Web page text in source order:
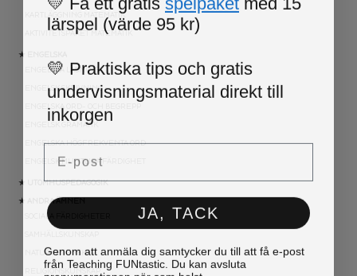
KARTLÄGGNING MATEMATIK
AKTIVITETSPAKET MATEMATIK
★ ENGELSKA
ENGELSKA LÄSNING
ENGELSK SKRIVNING
ENGELSKA ORD- OCH BEGREPP
ENGELSK GRAMATIK
ENGELSKA HÖGFREKVENTA ORD
ENGELSK MUNTLIGA FÄRDIGHET
★ UTOMHUSPEDAGOGIK
★ ANDRA ÄMNEN
SOCIALA FÄRDIGHETER
NATURVETENSKAP
RELIGIONSKUNSKAP
lärspel (värde 95 kr)
💛 Praktiska tips och gratis
undervisningsmaterial direkt till
inkorgen
Email
JA, TACK
Genom att anmäla dig samtycker du till att få e-post
från Teaching FUNtastic. Du kan avsluta
prenumerationen när som helst.